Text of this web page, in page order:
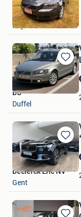
in
Mijn
An Meersman
Kapellen
Bewaren
in
Mijn
DS
Duffel
Bewaren
in
Mijn
Declerck Eric NV
Gent